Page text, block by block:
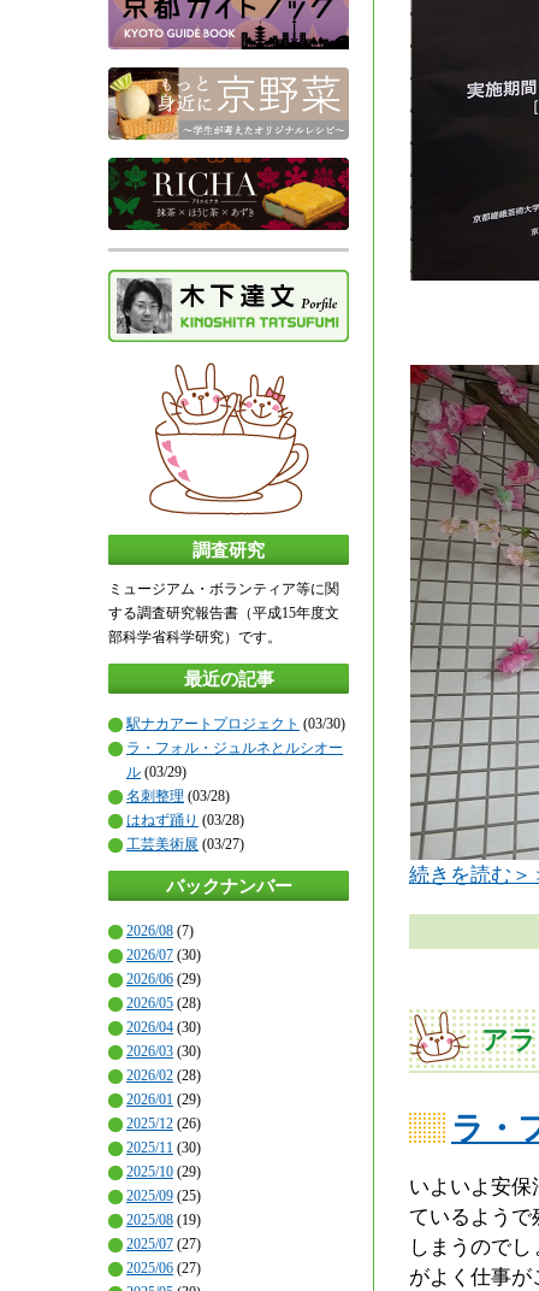
調査研究
ミュージアム・ボランティア等に関
する調査研究報告書（平成15年度文
部科学省科学研究）です。
最近の記事
駅ナカアートプロジェクト (03/30)
ラ・フォル・ジュルネとルシオー
ル (03/29)
名刺整理 (03/28)
はねず踊り (03/28)
工芸美術展 (03/27)
バックナンバー
2026/08 (7)
2026/07 (30)
2026/06 (29)
2026/05 (28)
2026/04 (30)
2026/03 (30)
2026/02 (28)
2026/01 (29)
2025/12 (26)
2025/11 (30)
2025/10 (29)
2025/09 (25)
2025/08 (19)
2025/07 (27)
2025/06 (27)
続きを読む＞
ア
ラ・
いよいよ安
ているよう
しまうので
がよく仕事